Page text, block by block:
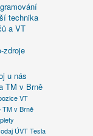
technika
a VT
zdroje
u nás
TM v Brně
VT
TM v Brně
ÚVT Tesla